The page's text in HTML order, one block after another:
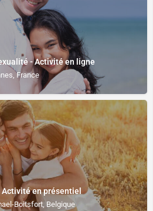
- Activité en ligne
France
en présentiel
Boitsfort, Belgique